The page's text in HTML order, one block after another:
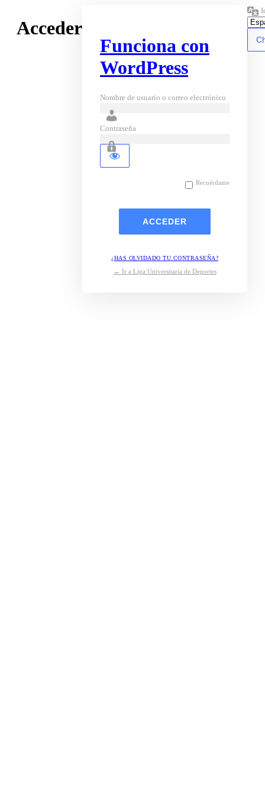
Acceder
Funciona con
WordPress
Nombre de usuario o correo electrónico
Contraseña
Recuérdame
¿HAS OLVIDADO TU CONTRASEÑA?
← Ir a Liga Universitaria de Deportes